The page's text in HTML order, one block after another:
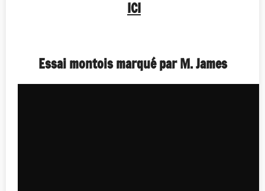
ICI
Essai montois marqué par M. James